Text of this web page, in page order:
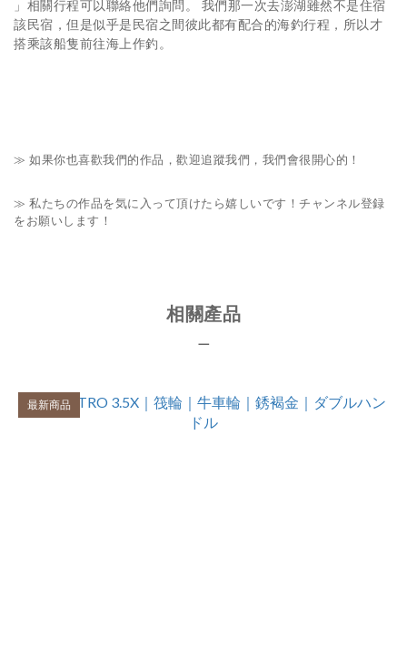
」相關行程可以聯絡他們詢問。 我們那一次去澎湖雖然不是住宿
該民宿，但是似乎是民宿之間彼此都有配合的海釣行程，所以才
搭乘該船隻前往海上作釣。
≫ 如果你也喜歡我們的作品，歡迎追蹤我們，我們會很開心的！
≫ 私たちの作品を気に入って頂けたら嬉しいです！チャンネル登録
をお願いします！
相關產品
最新商品